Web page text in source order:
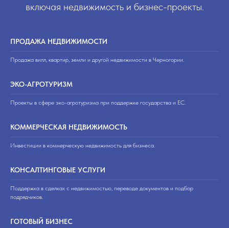
включая недвижимость и бизнес-проекты.
ПРОДАЖА НЕДВИЖИМОСТИ
Продажа вилл, квартир, земли и другой недвижимости в Черногории.
ЭКО-АГРОТУРИЗМ
Проекты в сфере эко-агротуризма при поддержке государства и ЕС.
КОММЕРЧЕСКАЯ НЕДВИЖИМОСТЬ
Инвестиции в коммерческую недвижимость для бизнеса.
КОНСАЛТИНГОВЫЕ УСЛУГИ
Поддержка в сделках с недвижимостью, переводе документов и подбор
подрядчиков.
ГОТОВЫЙ БИЗНЕС